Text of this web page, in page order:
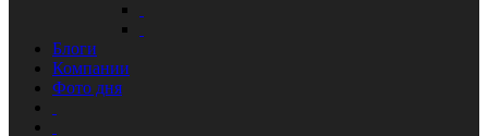
Блоги
Компании
Фото дня